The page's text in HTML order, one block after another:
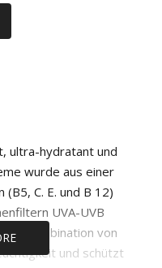
ultra-hydratant und
wurde aus einer
C. E. und B 12)
UVA-UVB
Kombination von
und schützt